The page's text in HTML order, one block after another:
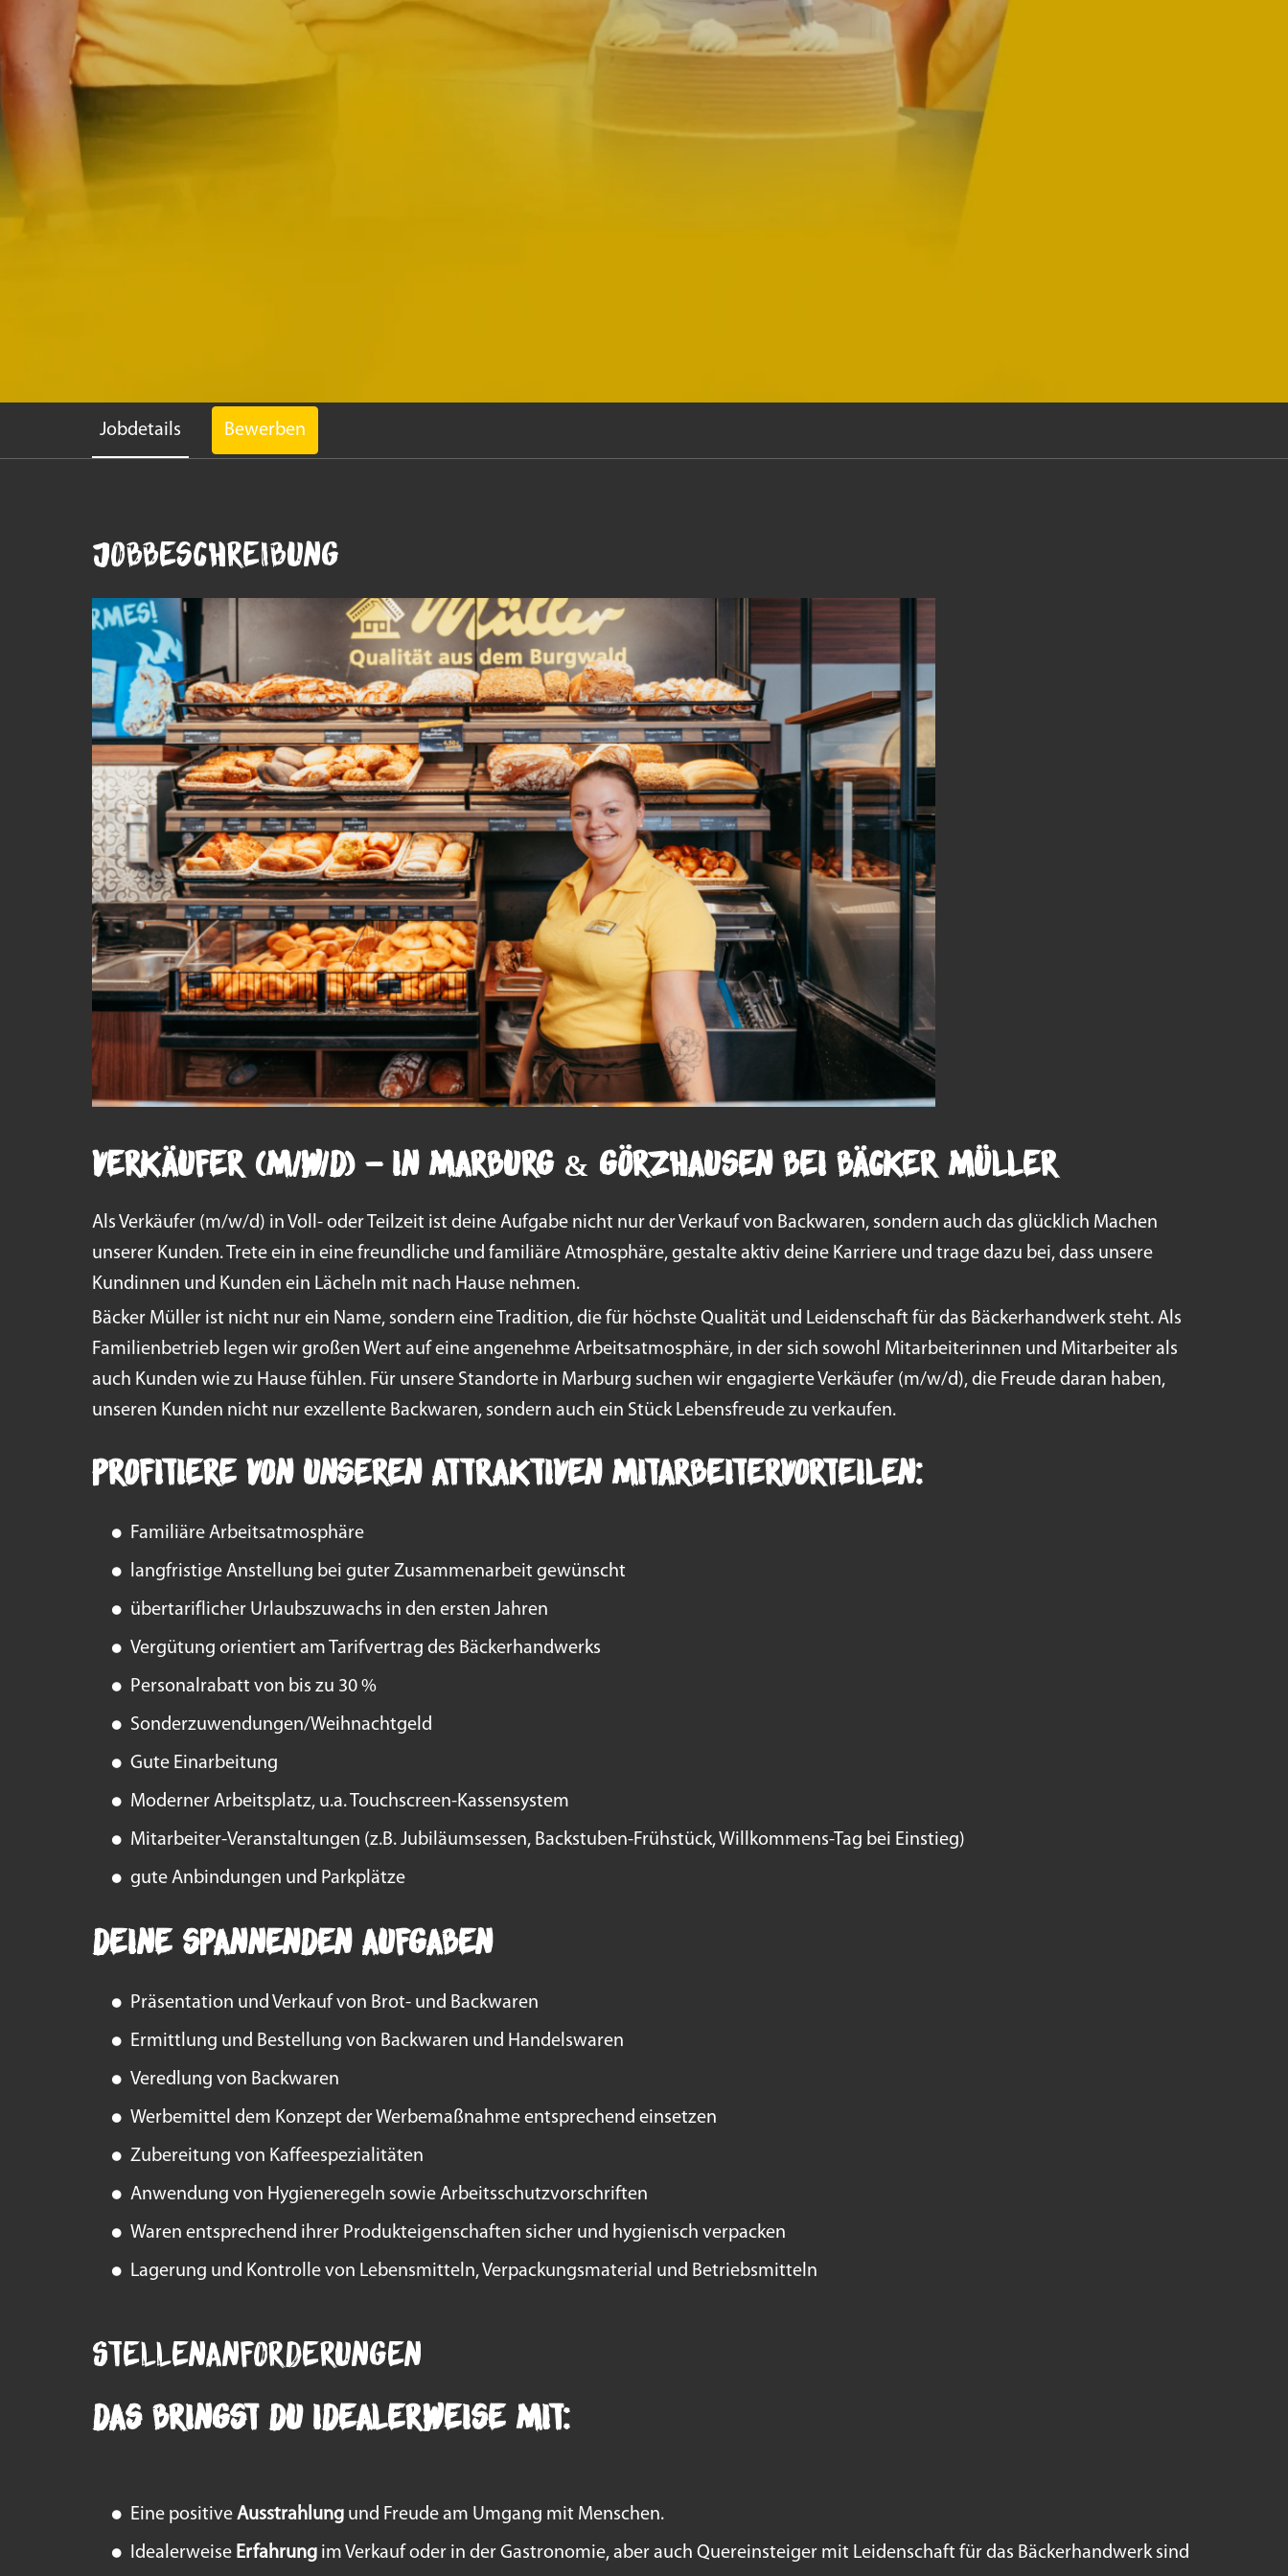
Jobdetails Bewerben
Jobbeschreibung
Verkäufer (m/w/d) - in Marburg & Görzhausen bei Bäcker Müller
Als Verkäufer (m/w/d) in Voll- oder Teilzeit ist deine Aufgabe nicht nur der Verkauf von Backwaren, sondern auch das glücklich Machen
unserer Kunden. Trete ein in eine freundliche und familiäre Atmosphäre, gestalte aktiv deine Karriere und trage dazu bei, dass unsere
Kundinnen und Kunden ein Lächeln mit nach Hause nehmen.
Bäcker Müller ist nicht nur ein Name, sondern eine Tradition, die für höchste Qualität und Leidenschaft für das Bäckerhandwerk steht. Als
Familienbetrieb legen wir großen Wert auf eine angenehme Arbeitsatmosphäre, in der sich sowohl Mitarbeiterinnen und Mitarbeiter als
auch Kunden wie zu Hause fühlen. Für unsere Standorte in Marburg suchen wir engagierte Verkäufer (m/w/d), die Freude daran haben,
unseren Kunden nicht nur exzellente Backwaren, sondern auch ein Stück Lebensfreude zu verkaufen.
Profitiere von unseren attraktiven Mitarbeitervorteilen:
Familiäre Arbeitsatmosphäre
langfristige Anstellung bei guter Zusammenarbeit gewünscht
übertariflicher Urlaubszuwachs in den ersten Jahren
Vergütung orientiert am Tarifvertrag des Bäckerhandwerks
Personalrabatt von bis zu 30 %
Sonderzuwendungen/Weihnachtgeld
Gute Einarbeitung
Moderner Arbeitsplatz, u.a. Touchscreen-Kassensystem
Mitarbeiter-Veranstaltungen (z.B. Jubiläumsessen, Backstuben-Frühstück, Willkommens-Tag bei Einstieg)
gute Anbindungen und Parkplätze
Deine spannenden Aufgaben
Präsentation und Verkauf von Brot- und Backwaren
Ermittlung und Bestellung von Backwaren und Handelswaren
Veredlung von Backwaren
Werbemittel dem Konzept der Werbemaßnahme entsprechend einsetzen
Zubereitung von Kaffeespezialitäten
Anwendung von Hygieneregeln sowie Arbeitsschutzvorschriften
Waren entsprechend ihrer Produkteigenschaften sicher und hygienisch verpacken
Lagerung und Kontrolle von Lebensmitteln, Verpackungsmaterial und Betriebsmitteln
Stellenanforderungen
Das bringst du idealerweise mit:
Eine positive Ausstrahlung und Freude am Umgang mit Menschen.
Idealerweise Erfahrung im Verkauf oder in der Gastronomie, aber auch Quereinsteiger mit Leidenschaft für das Bäckerhandwerk sind